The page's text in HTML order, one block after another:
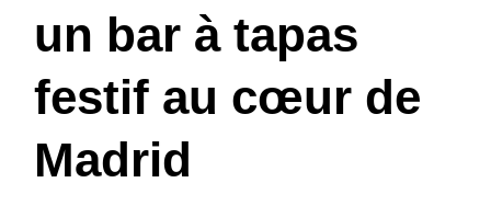
un bar à tapas
festif au cœur de
Madrid